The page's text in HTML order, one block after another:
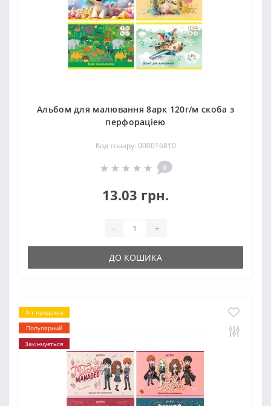
Альбом для малювання 8арк 120г/м скоба з
перфораціею
Код товару: 000016810
0
13.03 грн.
- +
ДО КОШИКА
Хіт продажів
Популярний
Закінчується